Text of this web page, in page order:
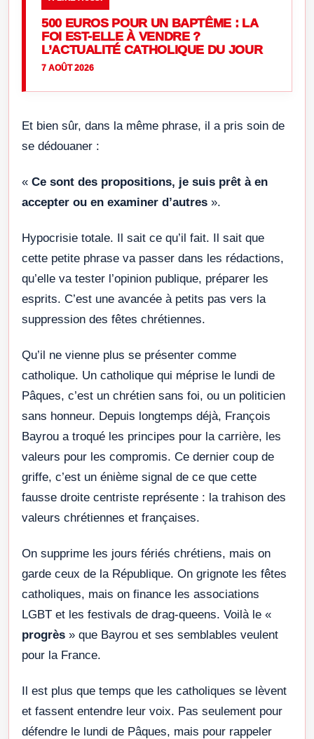
500 EUROS POUR UN BAPTÊME : LA
FOI EST-ELLE À VENDRE ?
L’ACTUALITÉ CATHOLIQUE DU JOUR
7 AOÛT 2026
Et bien sûr, dans la même phrase, il a pris soin de
se dédouaner :
« Ce sont des propositions, je suis prêt à en
accepter ou en examiner d’autres ».
Hypocrisie totale. Il sait ce qu’il fait. Il sait que
cette petite phrase va passer dans les rédactions,
qu’elle va tester l’opinion publique, préparer les
esprits. C’est une avancée à petits pas vers la
suppression des fêtes chrétiennes.
Qu’il ne vienne plus se présenter comme
catholique. Un catholique qui méprise le lundi de
Pâques, c’est un chrétien sans foi, ou un politicien
sans honneur. Depuis longtemps déjà, François
Bayrou a troqué les principes pour la carrière, les
valeurs pour les compromis. Ce dernier coup de
griffe, c’est un énième signal de ce que cette
fausse droite centriste représente : la trahison des
valeurs chrétiennes et françaises.
On supprime les jours fériés chrétiens, mais on
garde ceux de la République. On grignote les fêtes
catholiques, mais on finance les associations
LGBT et les festivals de drag-queens. Voilà le «
progrès » que Bayrou et ses semblables veulent
pour la France.
Il est plus que temps que les catholiques se lèvent
et fassent entendre leur voix. Pas seulement pour
défendre le lundi de Pâques, mais pour rappeler